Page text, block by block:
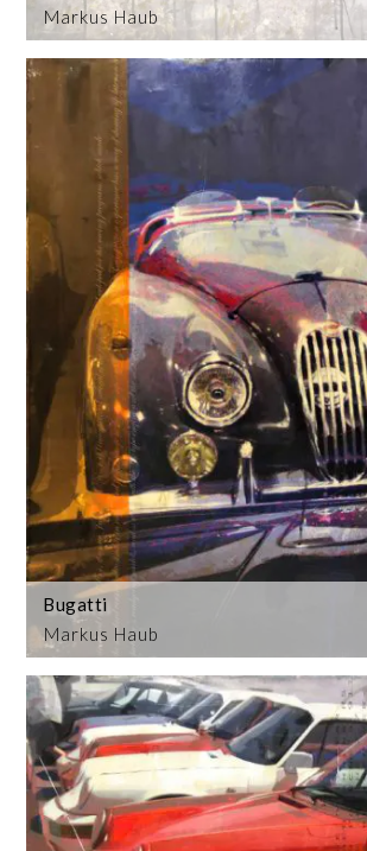
Markus Haub
Markus Haub
Bugatti